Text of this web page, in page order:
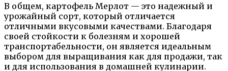
В общем, картофель Мерлот — это надежный и
урожайный сорт, который отличается
отличными вкусовыми качествами. Благодаря
своей стойкости к болезням и хорошей
транспортабельности, он является идеальным
выбором для выращивания как для продажи, так
и для использования в домашней кулинарии.